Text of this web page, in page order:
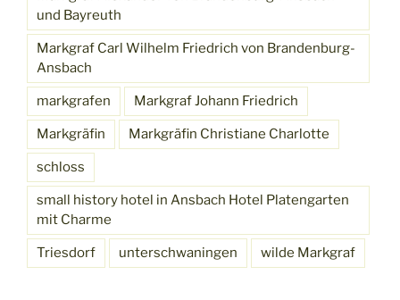
und Bayreuth
Markgraf Carl Wilhelm Friedrich von Brandenburg-
Ansbach
markgrafen Markgraf Johann Friedrich
Markgräfin Markgräfin Christiane Charlotte
schloss
small history hotel in Ansbach Hotel Platengarten
mit Charme
Triesdorf unterschwaningen wilde Markgraf